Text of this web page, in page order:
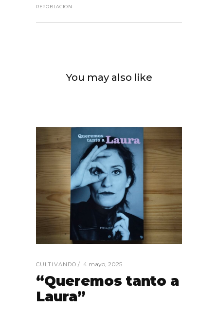
REPOBLACION
You may also like
CULTIVANDO 4 mayo, 2025
“Queremos tanto a
Laura”